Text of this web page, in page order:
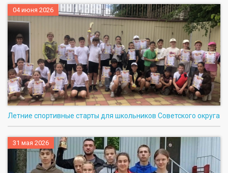
04 июня 2026
Летние спортивные старты для школьников Советского округа
31 мая 2026